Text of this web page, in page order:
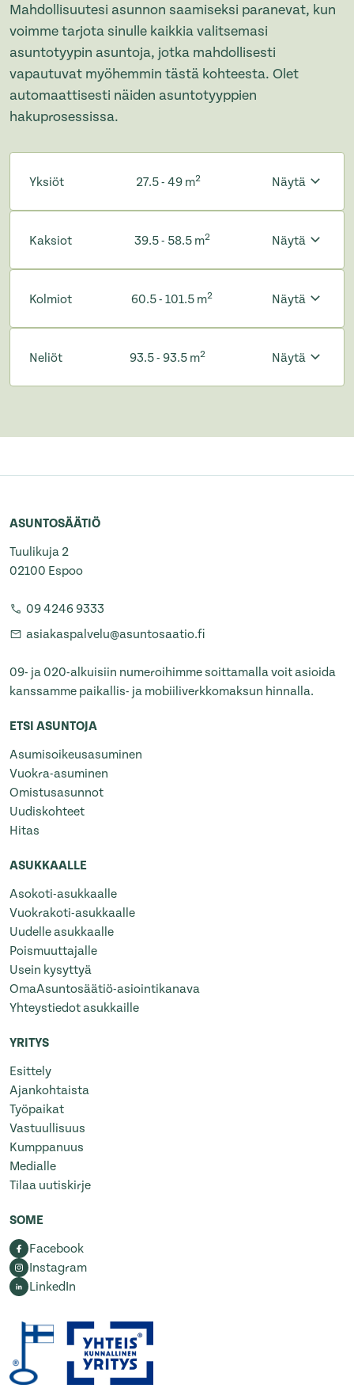
Mahdollisuutesi asunnon saamiseksi paranevat, kun
voimme tarjota sinulle kaikkia valitsemasi
asuntotyypin asuntoja, jotka mahdollisesti
vapautuvat myöhemmin tästä kohteesta. Olet
automaattisesti näiden asuntotyyppien
hakuprosessissa.
Yksiöt 27.5 - 49 m2 Näytä
Kaksiot 39.5 - 58.5 m2 Näytä
Kolmiot 60.5 - 101.5 m2 Näytä
Neliöt 93.5 - 93.5 m2 Näytä
ASUNTOSÄÄTIÖ
Tuulikuja 2
02100 Espoo
09 4246 9333
asiakaspalvelu@asuntosaatio.fi
09- ja 020-alkuisiin numeroihimme soittamalla voit asioida
kanssamme paikallis- ja mobiiliverkkomaksun hinnalla.
ETSI ASUNTOJA
Asumisoikeusasuminen
Vuokra-asuminen
Omistusasunnot
Uudiskohteet
Hitas
ASUKKAALLE
Asokoti-asukkaalle
Vuokrakoti-asukkaalle
Uudelle asukkaalle
Poismuuttajalle
Usein kysyttyä
OmaAsuntosäätiö-asiointikanava
Yhteystiedot asukkaille
YRITYS
Esittely
Ajankohtaista
Työpaikat
Vastuullisuus
Kumppanuus
Medialle
Tilaa uutiskirje
SOME
Facebook
Instagram
LinkedIn